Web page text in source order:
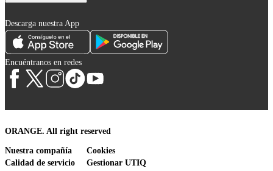
Descarga nuestra App
Encuéntranos en redes
ORANGE. All right reserved
Nuestra compañía
Calidad de servicio
Cookies
Gestionar UTIQ